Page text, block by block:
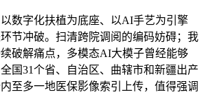
字化扶植为底座、以AI手艺为引擎
节冲破。扫清跨院调阅的编码妨碍；我
破解痛点，多模态AI大模子曾经能够
国31个省、自治区、曲辖市和新疆出产
至多一地医保影像索引上传，值得强调